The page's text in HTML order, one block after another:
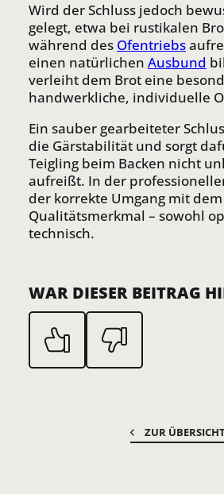
Wird der Schluss jedoch
gelegt, etwa bei rustikalen
während des Ofentriebs
einen natürlichen Ausbund
verleiht dem Brot eine
handwerkliche, individuelle
Ein sauber gearbeiteter
die Gärstabilität und sorgt
Teigling beim Backen nicht
aufreißt. In der
der korrekte Umgang mit dem
Qualitätsmerkmal – sowohl
technisch.
WAR DIESER BEITRAG
ZUR